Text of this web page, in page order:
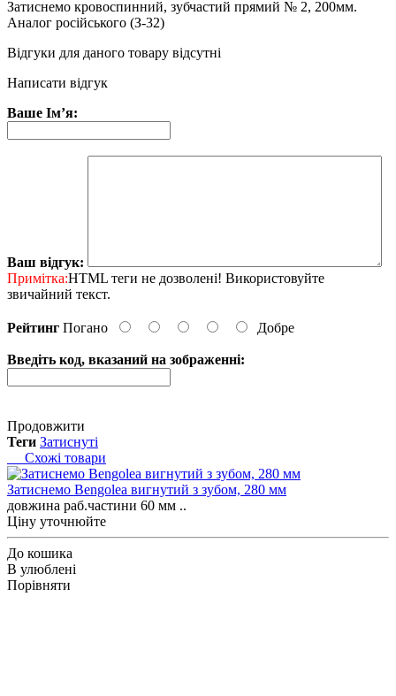
Затиснемо кровоспинний, зубчастий прямий № 2, 200мм.
Аналог російського (З-32)
Відгуки для даного товару відсутні
Написати відгук
Ваше Ім’я:
Ваш відгук:
Примітка:HTML теги не дозволені! Використовуйте
звичайний текст.
Рейтинг Погано Добре
Введіть код, вказаний на зображенні:
Продовжити
Теги Затиснуті
Схожі товари
Затиснемо Bengolea вигнутий з зубом, 280 мм
довжина раб.частини 60 мм ..
Ціну уточнюйте
До кошика
В улюблені
Порівняти